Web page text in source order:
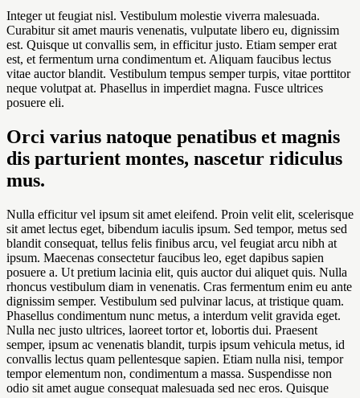
Integer ut feugiat nisl. Vestibulum molestie viverra malesuada.
Curabitur sit amet mauris venenatis, vulputate libero eu, dignissim
est. Quisque ut convallis sem, in efficitur justo. Etiam semper erat
est, et fermentum urna condimentum et. Aliquam faucibus lectus
vitae auctor blandit. Vestibulum tempus semper turpis, vitae porttitor
neque volutpat at. Phasellus in imperdiet magna. Fusce ultrices
posuere eli.
Orci varius natoque penatibus et magnis
dis parturient montes, nascetur ridiculus
mus.
Nulla efficitur vel ipsum sit amet eleifend. Proin velit elit, scelerisque
sit amet lectus eget, bibendum iaculis ipsum. Sed tempor, metus sed
blandit consequat, tellus felis finibus arcu, vel feugiat arcu nibh at
ipsum. Maecenas consectetur faucibus leo, eget dapibus sapien
posuere a. Ut pretium lacinia elit, quis auctor dui aliquet quis. Nulla
rhoncus vestibulum diam in venenatis. Cras fermentum enim eu ante
dignissim semper. Vestibulum sed pulvinar lacus, at tristique quam.
Phasellus condimentum nunc metus, a interdum velit gravida eget.
Nulla nec justo ultrices, laoreet tortor et, lobortis dui. Praesent
semper, ipsum ac venenatis blandit, turpis ipsum vehicula metus, id
convallis lectus quam pellentesque sapien. Etiam nulla nisi, tempor
tempor elementum non, condimentum a massa. Suspendisse non
odio sit amet augue consequat malesuada sed nec eros. Quisque